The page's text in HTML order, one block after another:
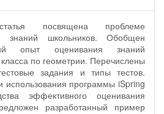
посвящена проблеме
знаний школьников. Обобщен
опыт оценивания знаний
по геометрии. Перечислены
задания и типы тестов.
использования программы iSpring
эффективного оценивания
разработанный пример